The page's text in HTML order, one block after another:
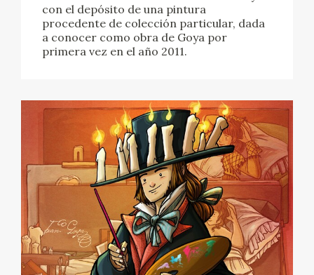
EL VIAJE DE GOYA
con el depósito de una pintura
procedente de colección particular, dada
a conocer como obra de Goya por
primera vez en el año 2011.